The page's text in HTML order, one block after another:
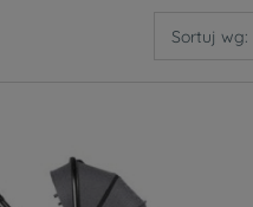
Sortuj wg: